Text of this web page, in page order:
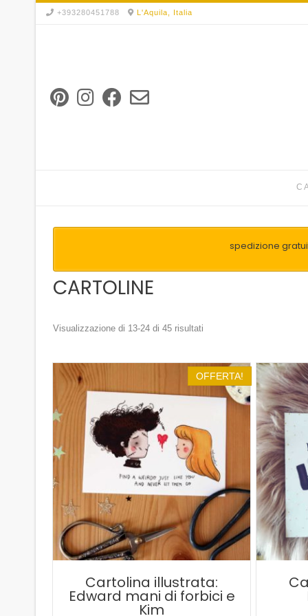
+393280451788 L'Aquila, Italia
spedizione
CARTOLINE
Visualizzazione di 13-24 di 45 risultati
OFFERTA!
Cartolina illustrata:
Edward mani di forbici e
Kim